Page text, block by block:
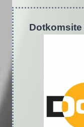
Dotkomsite